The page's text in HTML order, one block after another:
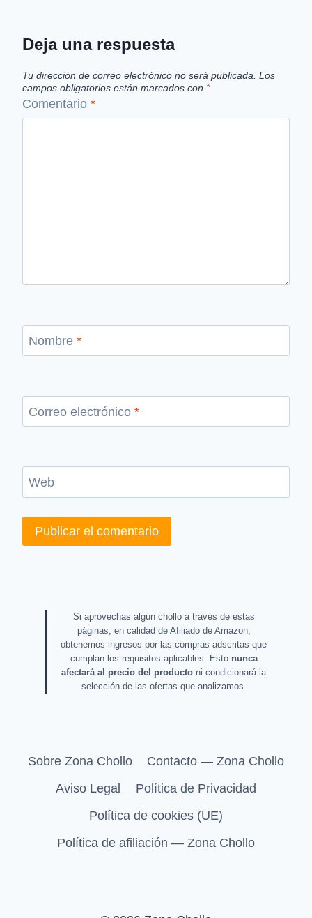
Deja una respuesta
Tu dirección de correo electrónico no será publicada. Los
campos obligatorios están marcados con *
Comentario *
Nombre *
Correo electrónico *
Web
Si aprovechas algún chollo a través de estas
páginas, en calidad de Afiliado de Amazon,
obtenemos ingresos por las compras adscritas que
cumplan los requisitos aplicables. Esto nunca
afectará al precio del producto ni condicionará la
selección de las ofertas que analizamos.
Sobre Zona Chollo
Contacto — Zona Chollo
Aviso Legal
Política de Privacidad
Política de cookies (UE)
Política de afiliación — Zona Chollo